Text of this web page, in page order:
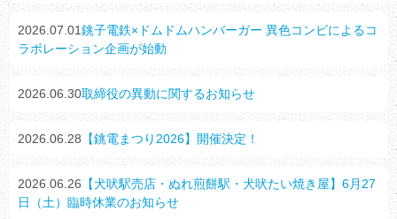
2026.07.01銚子電鉄×ドムドムハンバーガー 異色コンビによるコ
ラボレーション企画が始動
2026.06.30取締役の異動に関するお知らせ
2026.06.28 【銚電まつり2026】開催決定！
2026.06.26 【犬吠駅売店・ぬれ煎餅駅・犬吠たい焼き屋】6月27
日（土）臨時休業のお知らせ